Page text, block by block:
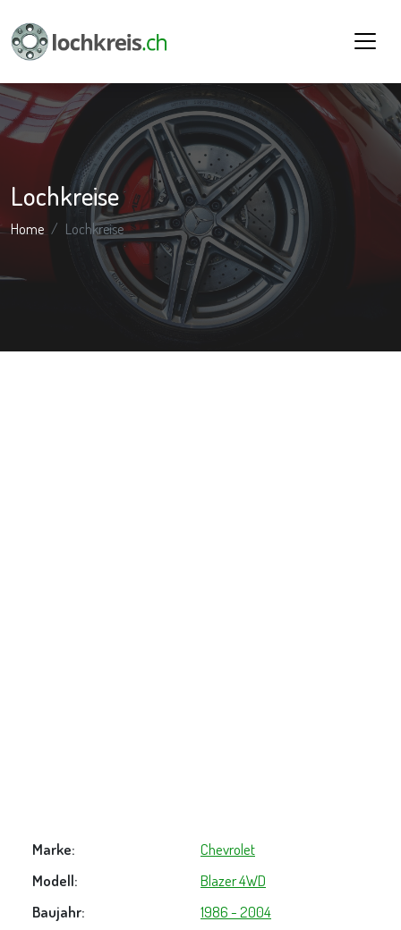
Lochkreise
Home Lochkreise
Marke:
Chevrolet
Modell:
Blazer 4WD
Baujahr:
1986 - 2004